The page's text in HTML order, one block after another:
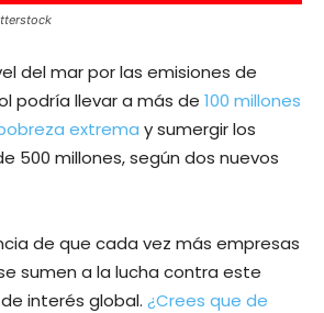
del mar por las emisiones de
podría llevar a más de 100 millones
extrema y sumergir los
500 millones, según dos nuevos
de que cada vez más empresas
sumen a la lucha contra este
interés global. ¿Crees que de